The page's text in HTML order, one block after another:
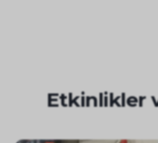
Etkinlikler